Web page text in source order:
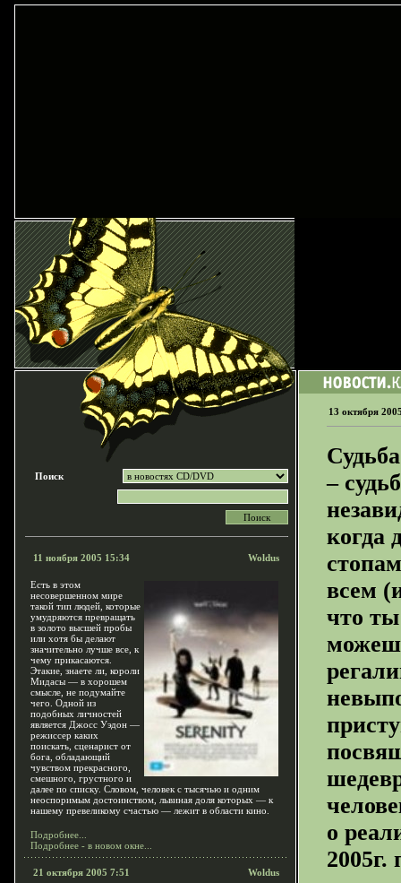
Поиск
11 ноября 2005 15:34 Woldus
Есть в этом
несовершенном мире
такой тип людей, которые
умудряются превращать
в золото высшей пробы
или хотя бы делают
значительно лучше все, к
чему прикасаются.
Этакие, знаете ли, короли
Мидасы — в хорошем
смысле, не подумайте
чего. Одной из
подобных личностей
является Джосс Уэдон —
режиссер каких
поискать, сценарист от
бога, обладающий
чувством прекрасного,
смешного, грустного и
далее по списку. Словом, человек с тысячью и одним
неоспоримым достоинством, львиная доля которых — к
нашему превеликому счастью — лежит в области кино.
Подробнее...
Подробнее - в новом окне...
21 октября 2005 7:51
Woldus
13 октября
–
когда
всем
что ты
о
2005г.